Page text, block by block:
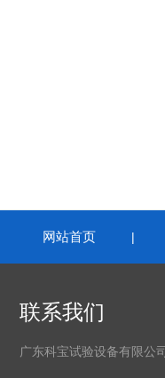
网站首页 |
联系我们
广东科宝试验设备有限公司